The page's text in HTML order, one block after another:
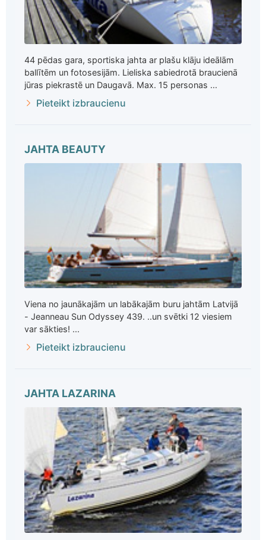
44 pēdas gara, sportiska jahta ar plašu klāju ideālām
ballītēm un fotosesijām. Lieliska sabiedrotā braucienā
jūras piekrastē un Daugavā. Max. 15 personas ...
Pieteikt izbraucienu
JAHTA BEAUTY
Viena no jaunākajām un labākajām buru jahtām Latvijā
- Jeanneau Sun Odyssey 439. ..un svētki 12 viesiem
var sākties! ...
Pieteikt izbraucienu
JAHTA LAZARINA